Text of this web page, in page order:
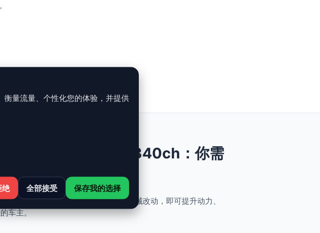
et + M340d - 340ch：你需
合了性能、安全与简便性。无需机械改动，即可提升动力、
车主。
量流量、个性化您的体验，并提供
绝 全部接受 保存我的选择